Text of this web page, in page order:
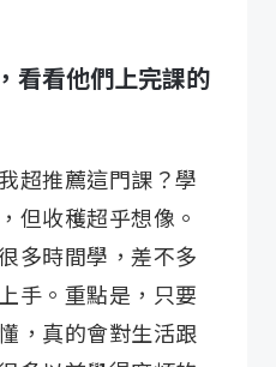
看看他們上完課的
超推薦這門課？學
但收穫超乎想像。
多時間學，差不多
手。重點是，只要
，真的會對生活跟